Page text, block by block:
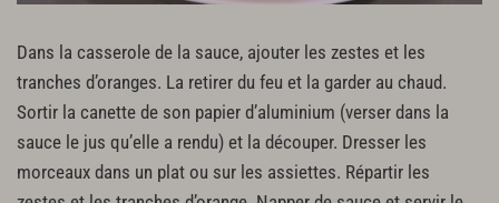
Dans la casserole de la sauce, ajouter les zestes et les
tranches d’oranges. La retirer du feu et la garder au chaud.
Sortir la canette de son papier d’aluminium (verser dans la
sauce le jus qu’elle a rendu) et la découper. Dresser les
morceaux dans un plat ou sur les assiettes. Répartir les